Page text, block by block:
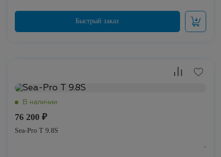
76 200 ₽
Sea-Pro Т 9.8S